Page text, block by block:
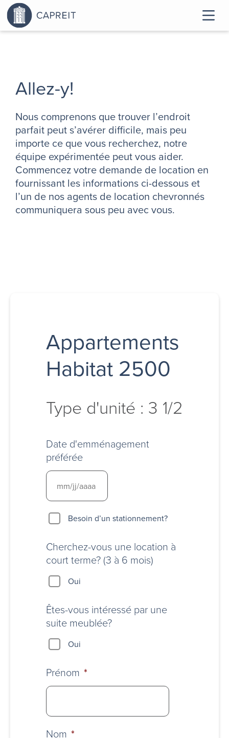
Allez-y!
Nous comprenons que trouver l’endroit
parfait peut s’avérer difficile, mais peu
importe ce que vous recherchez, notre
équipe expérimentée peut vous aider.
Commencez votre demande de location en
fournissant les informations ci-dessous et
l’un de nos agents de location chevronnés
communiquera sous peu avec vous.
Appartements
Habitat 2500
Type d'unité : 3 1/2
Date d'emménagement
préférée
Besoin
stationnement?
Besoin d’un stationnement?
Cherchez-vous une location à
court terme? (3 à 6 mois)
Oui
Êtes-vous intéressé par une
suite meublée?
Oui
Prénom *
Nom *